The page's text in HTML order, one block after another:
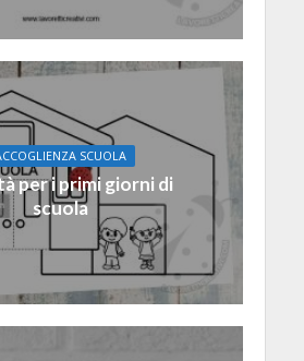
SCUOLA
per i primi giorni di
scuola